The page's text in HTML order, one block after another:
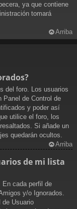
ya que contiene
tomará
Arriba
del foro. Los usuarios
Panel de Control de
y poder así
utilice el foro, los
Si añade un
quedarán ocultos.
Arriba
de mi lista
En cada perfil de
y/o Ignorados.
de Usuario